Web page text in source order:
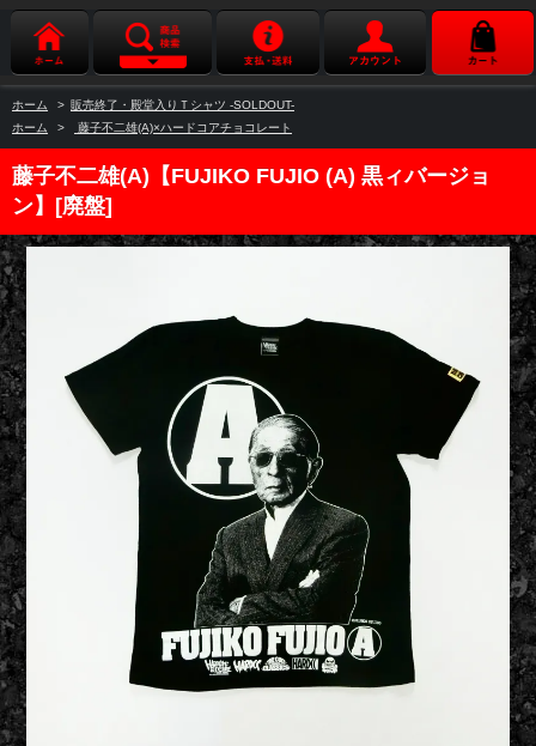
ホーム > 販売終了・殿堂入りＴシャツ -SOLDOUT-
ホーム
> 藤子不二雄(A)×ハードコアチョコレート
藤子不二雄(A)【FUJIKO FUJIO (A) 黒ィバージョ
ン】[廃盤]